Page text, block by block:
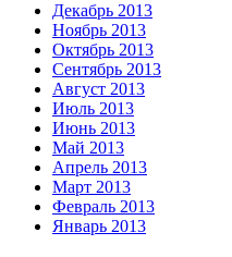
Декабрь 2013
Ноябрь 2013
Октябрь 2013
Сентябрь 2013
Август 2013
Июль 2013
Июнь 2013
Май 2013
Апрель 2013
Март 2013
Февраль 2013
Январь 2013